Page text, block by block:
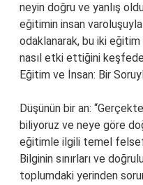
neyin doğru ve yanlış
eğitimin insan
odaklanarak, bu iki eğitim
nasıl etki ettiğini
Eğitim ve İnsan: Bir
Düşünün bir an:
biliyoruz ve neye göre
eğitimle ilgili temel
Bilginin sınırları ve
toplumdaki yerinden